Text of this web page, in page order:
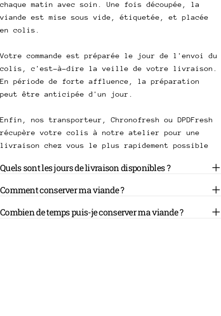
chaque matin avec soin. Une fois découpée, la
viande est mise sous vide, étiquetée, et placée
en colis.
Votre commande est préparée le jour de l'envoi du
colis, c'est-à-dire la veille de votre livraison.
En période de forte affluence, la préparation
peut être anticipée d'un jour.
Enfin, nos transporteur, Chronofresh ou DPDFresh
récupère votre colis à notre atelier pour une
livraison chez vous le plus rapidement possible
Quels sont les jours de livraison disponibles ?
Comment conserver ma viande ?
Combien de temps puis-je conserver ma viande ?